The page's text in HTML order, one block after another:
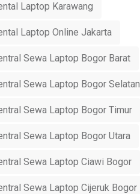
Laptop Karawang
Laptop Online Jakarta
Sewa Laptop Bogor Barat
Sewa Laptop Bogor Selatan
Sewa Laptop Bogor Timur
Sewa Laptop Bogor Utara
Sewa Laptop Ciawi Bogor
Sewa Laptop Cijeruk Bogor